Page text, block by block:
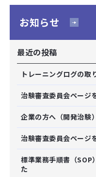
お知らせ
最近の投稿
トレーニングログの取
治験審査委員会ページ
企業の方へ（開発治験
治験審査委員会ページ
標準業務手順書（SOP
た